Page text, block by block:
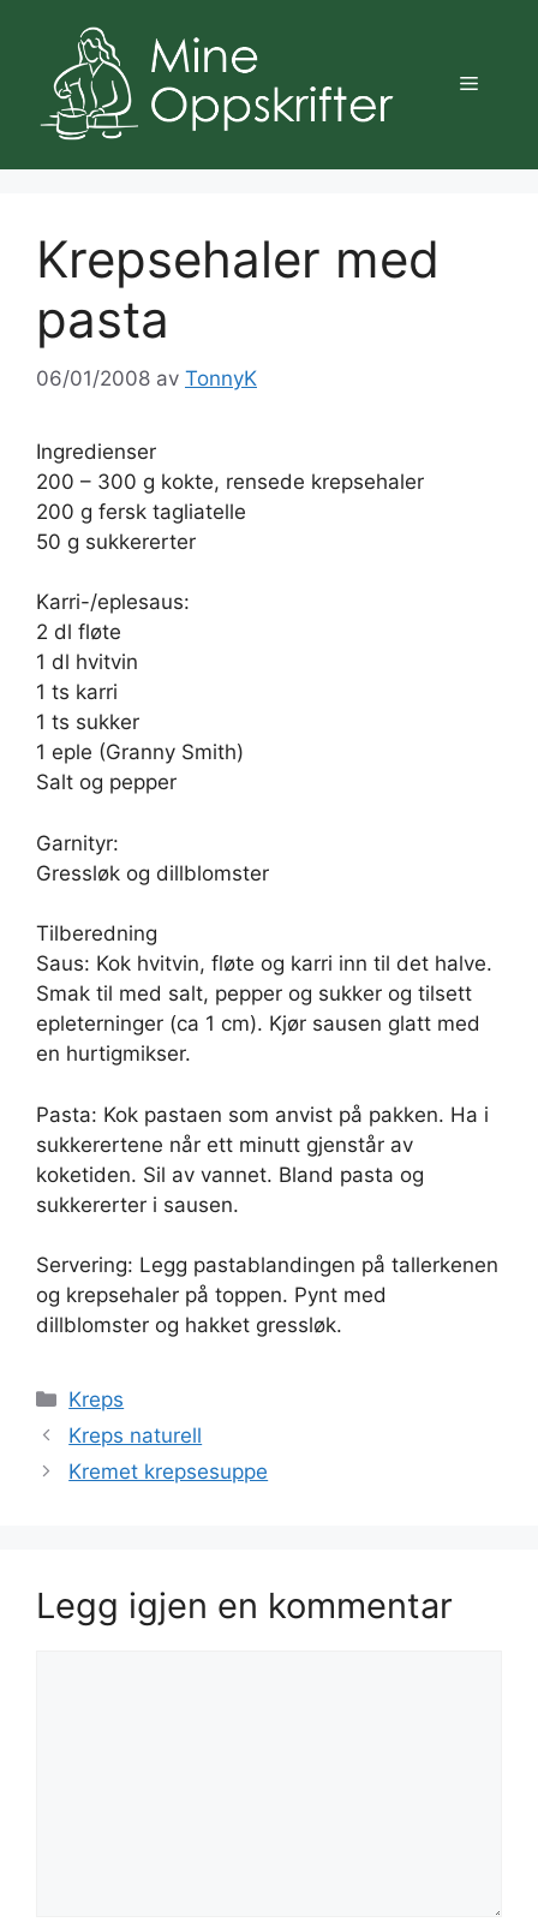
innhold
Meny
Krepsehaler med
pasta
06/01/2008 av TonnyK
Ingredienser
200 – 300 g kokte, rensede krepsehaler
200 g fersk tagliatelle
50 g sukkererter
Karri-/eplesaus:
2 dl fløte
1 dl hvitvin
1 ts karri
1 ts sukker
1 eple (Granny Smith)
Salt og pepper
Garnityr:
Gressløk og dillblomster
Tilberedning
Saus: Kok hvitvin, fløte og karri inn til det halve.
Smak til med salt, pepper og sukker og tilsett
epleterninger (ca 1 cm). Kjør sausen glatt med
en hurtigmikser.
Pasta: Kok pastaen som anvist på pakken. Ha i
sukkerertene når ett minutt gjenstår av
koketiden. Sil av vannet. Bland pasta og
sukkererter i sausen.
Servering: Legg pastablandingen på tallerkenen
og krepsehaler på toppen. Pynt med
dillblomster og hakket gressløk.
Kategorier
Kreps
Kreps naturell
Kremet krepsesuppe
Legg igjen en kommentar